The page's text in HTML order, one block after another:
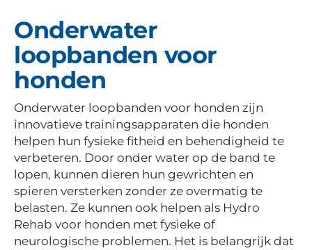
Onderwater
loopbanden voor
honden
Onderwater loopbanden voor honden zijn
innovatieve trainingsapparaten die honden
helpen hun fysieke fitheid en behendigheid te
verbeteren. Door onder water op de band te
lopen, kunnen dieren hun gewrichten en
spieren versterken zonder ze overmatig te
belasten. Ze kunnen ook helpen als Hydro
Rehab voor honden met fysieke of
neurologische problemen. Het is belangrijk dat